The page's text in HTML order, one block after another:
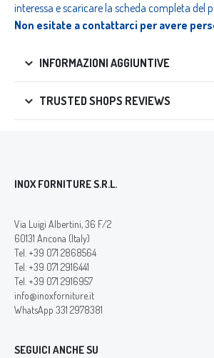
interessa e scaricare la scheda completa del
Non esitate a contattarci per avere
INFORMAZIONI AGGIUNTIVE
TRUSTED SHOPS REVIEWS
INOX FORNITURE S.R.L.
Via Luigi Albertini, 36 F/2
60131 Ancona (Italy)
Tel. +39 071 2868564
Tel. +39 071 2916441
Tel. +39 071 2916957
info@inoxforniture.it
WhatsApp 331 2978381
SEGUICI ANCHE SU